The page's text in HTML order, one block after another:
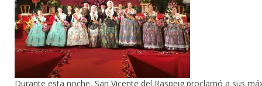
Durante esta noche, San Vicente del Raspeig proclamó a sus